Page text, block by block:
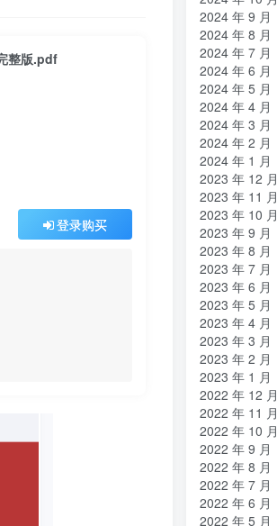
整版.pdf
登录购买
2024 年 9 月
2024 年 8 月
2024 年 7 月
2024 年 6 月
2024 年 5 月
2024 年 4 月
2024 年 3 月
2024 年 2 月
2024 年 1 月
2023 年 12 月
2023 年 11 月
2023 年 10 月
2023 年 9 月
2023 年 8 月
2023 年 7 月
2023 年 6 月
2023 年 5 月
2023 年 4 月
2023 年 3 月
2023 年 2 月
2023 年 1 月
2022 年 12 月
2022 年 11 月
2022 年 10 月
2022 年 9 月
2022 年 8 月
2022 年 7 月
2022 年 6 月
2022 年 5 月